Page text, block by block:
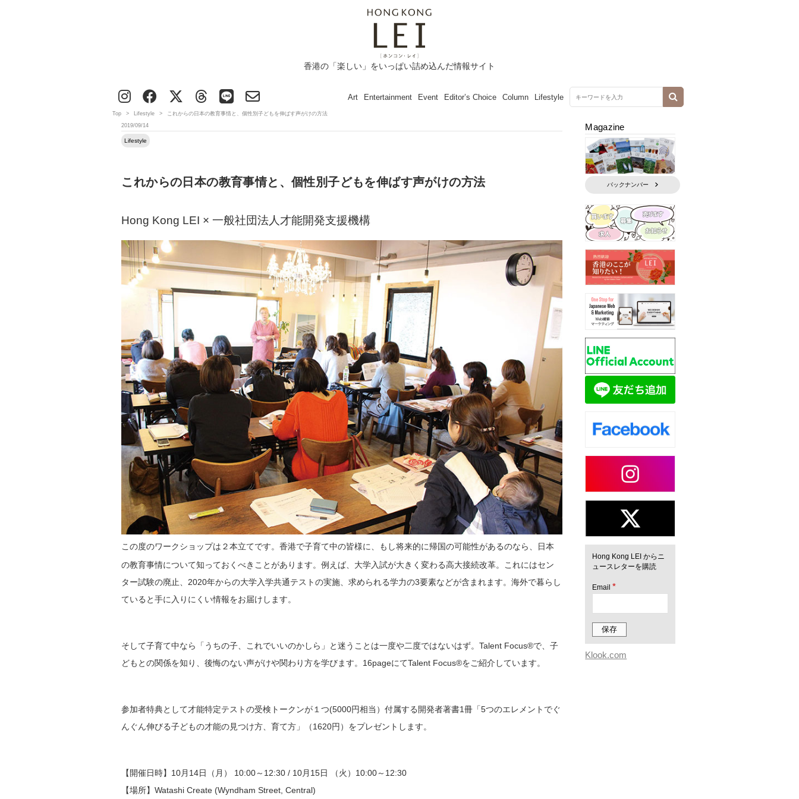
香港の「楽しい」をいっぱい詰め込んだ情報サイト
Art Entertainment Event Editor’s Choice Column Lifestyle
Top > Lifestyle >
これからの日本の教育事情と、個性別子どもを伸ばす声がけの方法
2019/09/14
Lifestyle
これからの日本の教育事情と、個性別子どもを伸ばす声がけの方法
Hong Kong LEI × 一般社団法人才能開発支援機構
この度のワークショップは２本立てです。香港で子育て中の皆様に、もし将来的に帰国の可能性があるのなら、日本
の教育事情について知っておくべきことがあります。例えば、大学入試が大きく変わる高大接続改革。これにはセン
ター試験の廃止、2020年からの大学入学共通テストの実施、求められる学力の3要素などが含まれます。海外で暮らし
ていると手に入りにくい情報をお届けします。
そして子育て中なら「うちの子、これでいいのかしら」と迷うことは一度や二度ではないはず。Talent Focus®で、子
どもとの関係を知り、後悔のない声がけや関わり方を学びます。16pageにてTalent Focus®をご紹介しています。
参加者特典として才能特定テストの受検トークンが１つ(5000円相当）付属する開発者著書1冊「5つのエレメントでぐ
んぐん伸びる子どもの才能の見つけ方、育て方」（1620円）をプレゼントします。
【開催日時】10月14日（月） 10:00～12:30 / 10月15日 （火）10:00～12:30
【場所】Watashi Create (Wyndham Street, Central)
Magazine
バックナンバー
Hong Kong LEI からニ
ュースレターを購読
Email*
Klook.com